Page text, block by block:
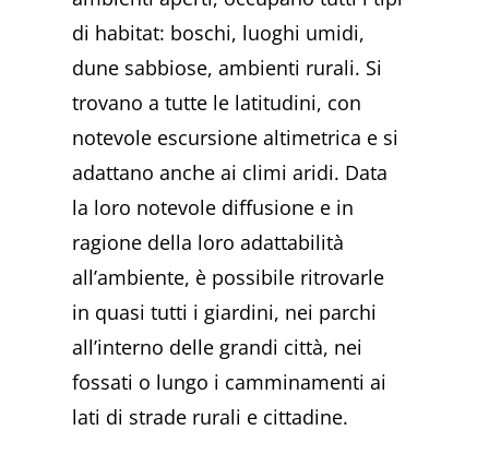
di habitat: boschi, luoghi umidi,
dune sabbiose, ambienti rurali. Si
trovano a tutte le latitudini, con
notevole escursione altimetrica e si
adattano anche ai climi aridi. Data
la loro notevole diffusione e in
ragione della loro adattabilità
all’ambiente, è possibile ritrovarle
in quasi tutti i giardini, nei parchi
all’interno delle grandi città, nei
fossati o lungo i camminamenti ai
lati di strade rurali e cittadine.